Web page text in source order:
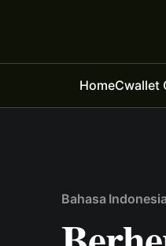
HomeCwallet
Bahasa Indonesia